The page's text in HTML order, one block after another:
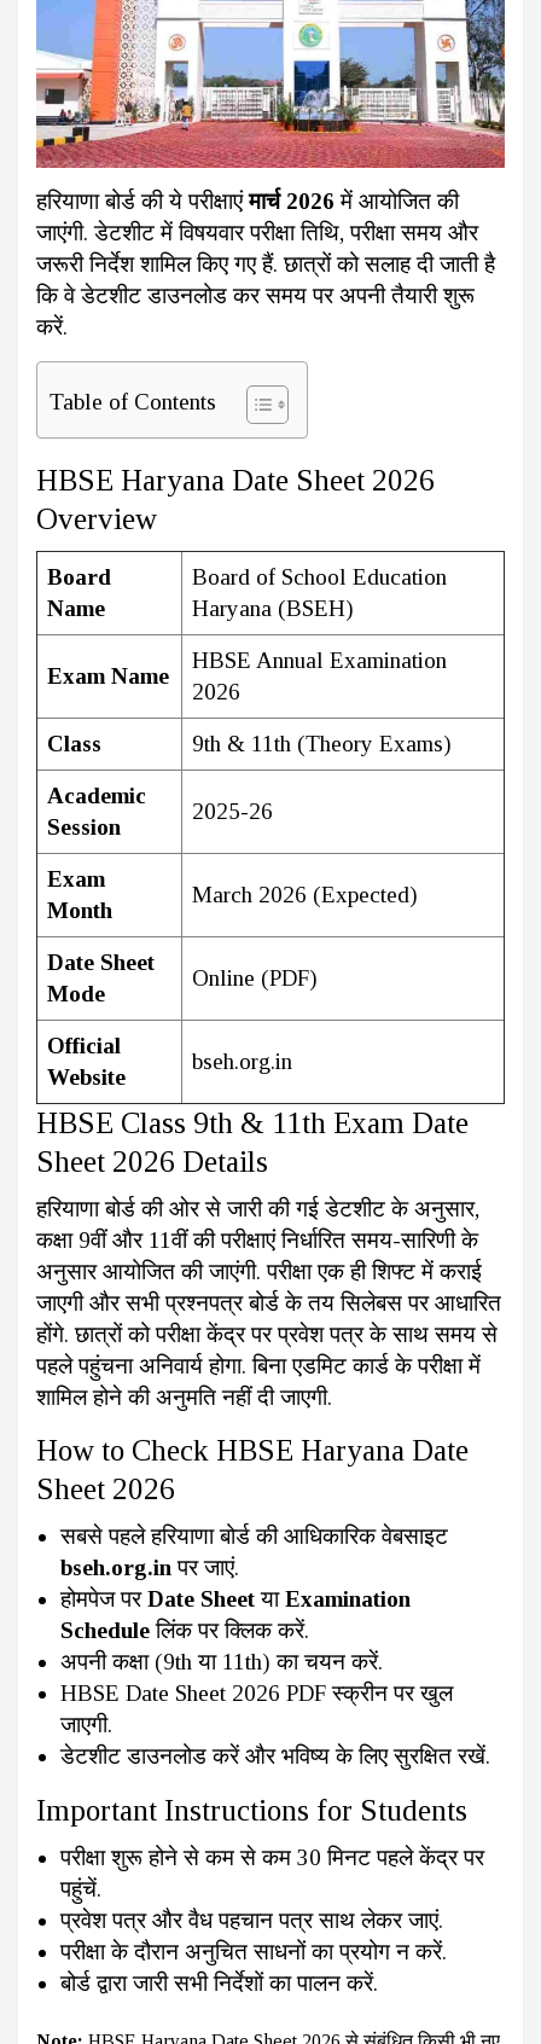
हरियाणा बोर्ड की ये परीक्षाएंमार्च 2026 में आयोजित की
जाएंगी. डेटशीट में विषयवार परीक्षा तिथि, परीक्षा समय और
जरूरी निर्देश शामिल किए गए हैं. छात्रों को सलाह दी जाती है
कि वे डेटशीट डाउनलोड कर समय पर अपनी तैयारी शुरू
करें.
Table of Contents
HBSE Haryana Date Sheet 2026
Overview
Board
Name
Board of School Education
Haryana (BSEH)
Exam Name
HBSE Annual Examination
2026
Class 9th & 11th (Theory Exams)
Academic
Session
2025-26
Exam
Month
March 2026 (Expected)
Date Sheet
Mode
Online (PDF)
Official
Website
bseh.org.in
HBSE Class 9th & 11th Exam Date
Sheet 2026 Details
हरियाणा बोर्ड की ओर से जारी की गई डेटशीट के अनुसार,
कक्षा 9वीं और 11वीं की परीक्षाएं निर्धारित समय-सारिणी के
अनुसार आयोजित की जाएंगी. परीक्षा एक ही शिफ्ट में कराई
जाएगी और सभी प्रश्नपत्र बोर्ड के तय सिलेबस पर आधारित
होंगे. छात्रों को परीक्षा केंद्र पर प्रवेश पत्र के साथ समय से
पहले पहुंचना अनिवार्य होगा. बिना एडमिट कार्ड के परीक्षा में
शामिल होने की अनुमति नहीं दी जाएगी.
How to Check HBSE Haryana Date
Sheet 2026
सबसे पहले हरियाणा बोर्ड की आधिकारिक वेबसाइट
bseh.org.inपर जाएं.
होमपेज परDate SheetयाExamination
Scheduleलिंक पर क्लिक करें.
अपनी कक्षा (9th या 11th) का चयन करें.
HBSE Date Sheet 2026 PDF स्क्रीन पर खुल
जाएगी.
डेटशीट डाउनलोड करें और भविष्य के लिए सुरक्षित रखें.
Important Instructions for Students
परीक्षा शुरू होने से कम से कम 30 मिनट पहले केंद्र पर
पहुंचें.
प्रवेश पत्र और वैध पहचान पत्र साथ लेकर जाएं.
परीक्षा के दौरान अनुचित साधनों का प्रयोग न करें.
बोर्ड द्वारा जारी सभी निर्देशों का पालन करें.